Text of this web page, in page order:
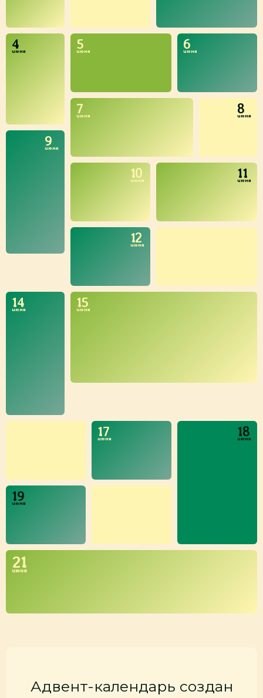
4
июня 5
июня 6
июня
7
июня 8
июня
9
июня
10
июня 11
июня
12
июня
14
июня 15
июня
17
июня 18
июня
19
июня
21
июня
Адвент-календарь создан